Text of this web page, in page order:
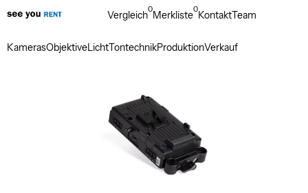
KamerasObjektiveLichtTontechnikProduktionVerkauf
Vergleich0Merkliste0KontaktTeam